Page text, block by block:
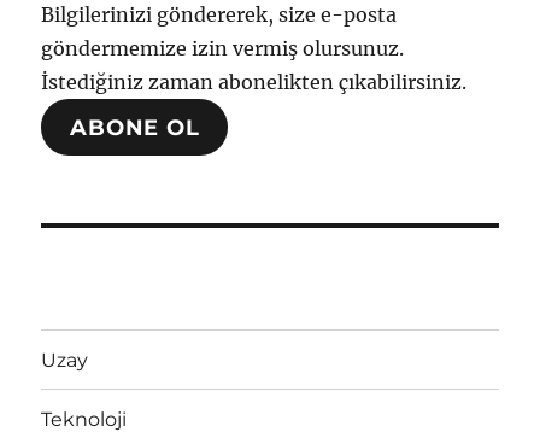
Bilgilerinizi göndererek, size e-posta
göndermemize izin vermiş olursunuz.
İstediğiniz zaman abonelikten çıkabilirsiniz.
ABONE OL
Uzay
Teknoloji